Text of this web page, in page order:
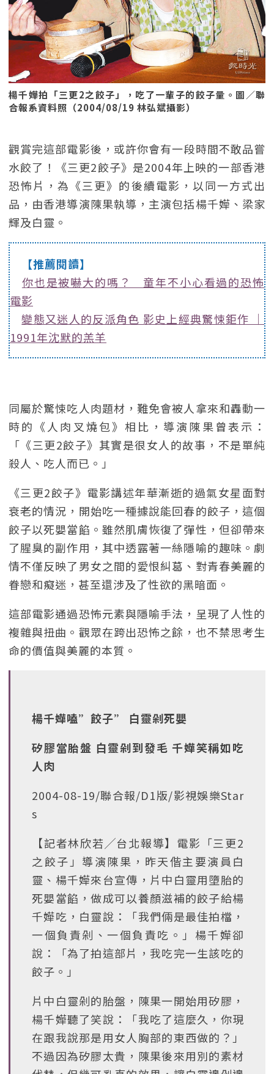
楊千嬅拍「三更2之餃子」，吃了一輩子的餃子量。圖／聯
合報系資料照（2004/08/19 林弘斌攝影）
觀賞完這部電影後，或許你會有一段時間不敢品嘗
水餃了！《三更2餃子》是2004年上映的一部香港
恐怖片，為《三更》的後續電影，以同一方式出
品，由香港導演陳果執導，主演包括楊千嬅、梁家
輝及白靈。
【推薦閱讀】
你也是被嚇大的嗎？ 童年不小心看過的恐怖
電影
變態又迷人的反派角色 影史上經典驚悚鉅作 ｜
1991年沈默的羔羊
同屬於驚悚吃人肉題材，難免會被人拿來和轟動一
時的《人肉叉燒包》相比，導演陳果曾表示：
「《三更2餃子》其實是很女人的故事，不是單純
殺人、吃人而已。」
《三更2餃子》電影講述年華漸逝的過氣女星面對
衰老的情況，開始吃一種據說能回春的餃子，這個
餃子以死嬰當餡。雖然肌膚恢復了彈性，但卻帶來
了腥臭的副作用，其中透露著一絲隱喻的趣味。劇
情不僅反映了男女之間的愛恨糾葛、對青春美麗的
眷戀和癡迷，甚至還涉及了性欲的黑暗面。
這部電影通過恐怖元素與隱喻手法，呈現了人性的
複雜與扭曲。觀眾在跨出恐怖之餘，也不禁思考生
命的價值與美麗的本質。
楊千嬅嗑”餃子” 白靈剁死嬰
矽膠當胎盤 白靈剁到發毛 千嬅笑稱如吃
人肉
2004-08-19/聯合報/D1版/影視娛樂Star
s
【記者林欣若╱台北報導】電影「三更2
之餃子」導演陳果，昨天偕主要演員白
靈、楊千嬅來台宣傳，片中白靈用墮胎的
死嬰當餡，做成可以養顏滋補的餃子給楊
千嬅吃，白靈說：「我們倆是最佳拍檔，
一個負責剁、一個負責吃。」楊千嬅卻
說：「為了拍這部片，我吃完一生該吃的
餃子。」
片中白靈剁的胎盤，陳果一開始用矽膠，
楊千嬅聽了笑說：「我吃了這麼久，你現
在跟我說那是用女人胸部的東西做的？」
不過因為矽膠太貴，陳果後來用別的素材